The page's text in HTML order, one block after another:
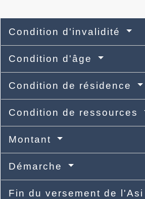
Condition d'invalidité
Condition d'âge
Condition de résidence
Condition de ressources
Montant
Démarche
Fin du versement de l'Asi